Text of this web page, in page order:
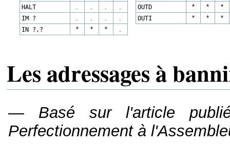
HALT
IM ?
IN ?,?
* * *
OUTD
* *
*
OUTI
* * *
Les adressages à
— Basé sur l'article
Perfectionnement à